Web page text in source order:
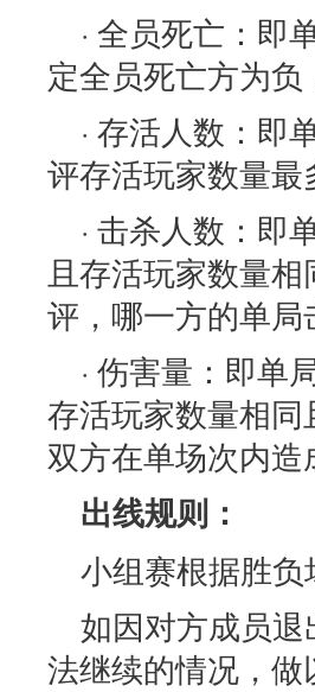
· 全员死亡：即
定全员死亡方为负
· 存活人数：即
评存活玩家数量最
· 击杀人数：即
且存活玩家数量
评，哪一方的单
· 伤害量：即单
存活玩家数量相
双方在单场次内
出线规则：
小组赛根据胜
如因对方成员
法继续的情况，做